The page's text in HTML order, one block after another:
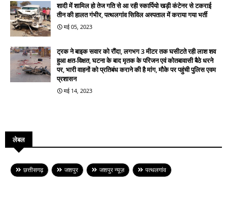
शादी में शामिल हो तेज गति से आ रही स्कार्पियो खड़ी कंटेनर से टकराई
तीन की हालत गंभीर, पत्थलगांव सिविल अस्पताल में कराया गया भर्ती
मई 05, 2023
ट्रक ने बाइक सवार को रौंदा, लगभग 3 मीटर तक घसीटते रही लाश शव
हुआ क्षत-विक्षत, घटना के बाद मृतक के परिजन एवं कोतबावासी बैठे धरने
पर, भारी वाहनों को प्रतिबंध कराने की है मांग, मौके पर पहुंची पुलिस एवम
प्रशासन
मई 14, 2023
लेबल
छत्तीसगढ़ जशपुर जशपुर न्यूज़ पत्थलगांव